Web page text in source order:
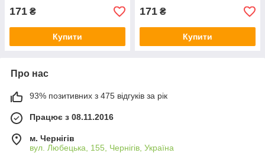
171 ₴
Купити
171 ₴
Купити
Про нас
93% позитивних з 475 відгуків за рік
Працює з 08.11.2016
м. Чернігів
вул. Любецька, 155, Чернігів, Україна